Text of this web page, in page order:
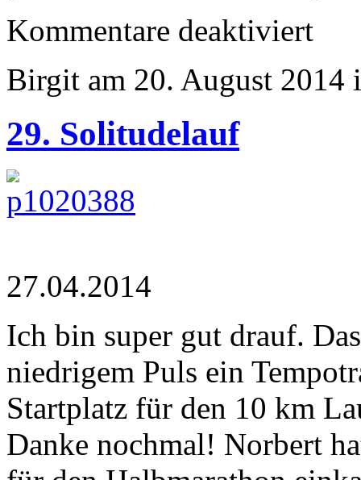
Kommentare deaktiviert
Birgit am 20. August
29. Solitudelauf
27.04.2014
Ich bin super gut drauf.
niedrigem Puls ein
Startplatz für den 10 km
Danke nochmal! Norbert